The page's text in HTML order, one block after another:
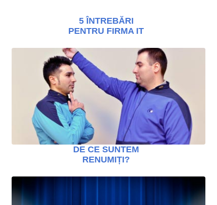
5 ÎNTREBĂRI
PENTRU FIRMA IT
DE CE SUNTEM
RENUMIȚI?